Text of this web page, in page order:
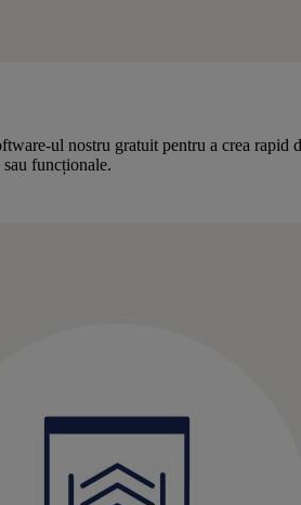
ul nostru gratuit pentru a crea rapid
funcționale.